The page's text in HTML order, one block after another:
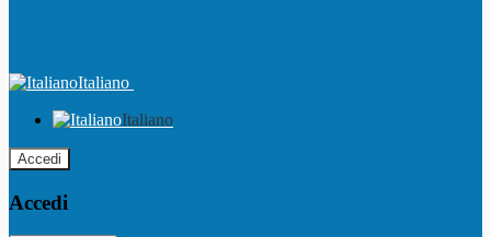
Italiano
Italiano
Accedi
Accedi